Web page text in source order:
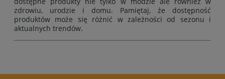
zdrowiu, urodzie i domu. Pamiętaj, że dostępność
produktów może się różnić w zależności od sezonu i
aktualnych trendów.